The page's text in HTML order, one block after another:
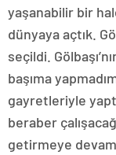
yaşanabilir bir
dünyaya açtık.
seçildi.
başıma
gayretleriyle
beraber
getirmeye devam